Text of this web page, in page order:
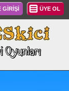
GİRİŞİ ÜYE OL